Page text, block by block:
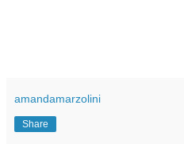
amandamarzolini
Share